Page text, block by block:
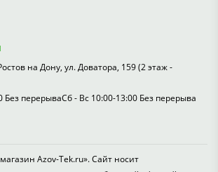
на Дону, ул. Доватора, 159 (2 этаж -
Без перерываСб - Вс 10:00-13:00 Без перерыва
Azov-Tek.ru». Сайт носит